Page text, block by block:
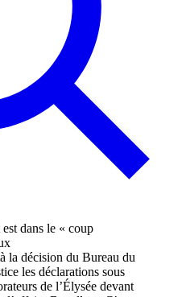
la décision du Bureau du
les déclarations sous
de l’Élysée devant